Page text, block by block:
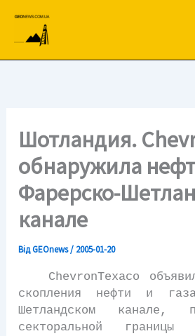
вмісту
Шотландия.
обнаружила
Фарерско-
канале
ВідGEOnews/ 2005-01-20
ChevronTexaco
скопления нефти и
Шетландском канале,
секторальной границы